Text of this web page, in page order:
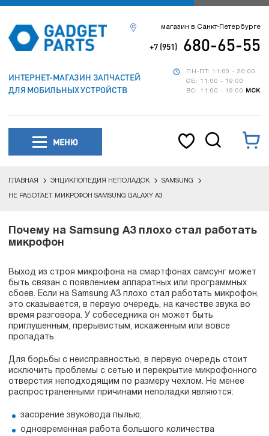
ИНТЕРНЕТ-МАГАЗИН ЗАПЧАСТЕЙ
ДЛЯ МОБИЛЬНЫХ УСТРОЙСТВ
ПН-ПТ: 11:00 - 20:00
СБ: 11:00 - 19:00
ВС: 11:00 - 19:00
МСК
магазин в Санкт-Петербурге
+7 (951) 680-65-55
МЕНЮ
ГЛАВНАЯ ЭНЦИКЛОПЕДИЯ НЕПОЛАДОК SAMSUNG
НЕ РАБОТАЕТ МИКРОФОН SAMSUNG GALAXY A3
Почему на Samsung A3 плохо стал работать
микрофон
Выход из строя микрофона на смартфонах самсунг может
быть связан с появлением аппаратных или программных
сбоев. Если на Samsung A3 плохо стал работать микрофон,
это сказывается, в первую очередь, на качестве звука во
время разговора. У собеседника он может быть
приглушенным, прерывистым, искаженным или вовсе
пропадать.
Для борьбы с неисправностью, в первую очередь стоит
исключить проблемы с сетью и перекрытие микрофонного
отверстия неподходящим по размеру чехлом. Не менее
распространенными причинами неполадки являются:
засорение звуковода пылью;
одновременная работа большого количества